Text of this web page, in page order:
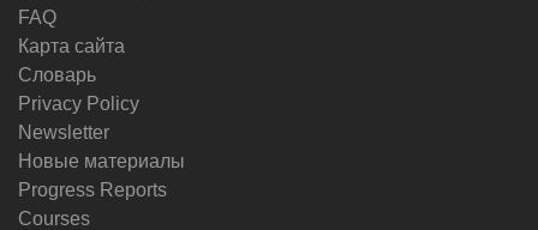
FAQ
Карта сайта
Словарь
Privacy Policy
Newsletter
Новые материалы
Progress Reports
Courses